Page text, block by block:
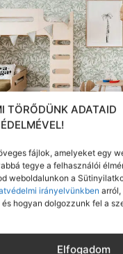
TÖRŐDÜNK ADATAID
fájlok, amelyeket egy
tegye a felhasználói
weboldalunkon a
irányelvünkben
hogyan dolgozzunk fel a
Elfogadom
is találtok
és székszettet a
. A natúr
Kőrisfából készül